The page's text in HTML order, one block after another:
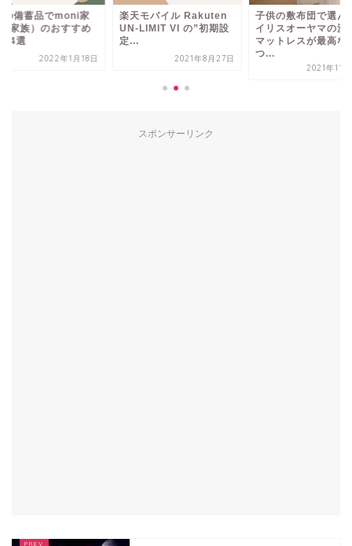
の備蓄品でmoni家
家族）のおすすめ
14選
2022年1月18日
楽天モバイル Rakuten
UN-LIMIT VI の”初期設
定...
2021年8月27日
子供の敷布団で選ん
イリスオーヤマの洗
マットレスが最高な
つ...
2021年11
スポンサーリンク